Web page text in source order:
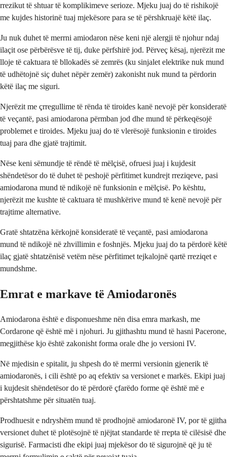
rrezikut të shtuar të komplikimeve serioze. Mjeku juaj do të rishikojë
me kujdes historinë tuaj mjekësore para se të përshkruajë këtë ilaç.
Ju nuk duhet të merrni amiodaron nëse keni një alergji të njohur ndaj
ilaçit ose përbërësve të tij, duke përfshirë jod. Përveç kësaj, njerëzit me
lloje të caktuara të bllokadës së zemrës (ku sinjalet elektrike nuk mund
të udhëtojnë siç duhet nëpër zemër) zakonisht nuk mund ta përdorin
këtë ilaç me siguri.
Njerëzit me çrregullime të rënda të tiroides kanë nevojë për konsideratë
të veçantë, pasi amiodarona përmban jod dhe mund të përkeqësojë
problemet e tiroides. Mjeku juaj do të vlerësojë funksionin e tiroides
tuaj para dhe gjatë trajtimit.
Nëse keni sëmundje të rëndë të mëlçisë, ofruesi juaj i kujdesit
shëndetësor do të duhet të peshojë përfitimet kundrejt rreziqeve, pasi
amiodarona mund të ndikojë në funksionin e mëlçisë. Po kështu,
njerëzit me kushte të caktuara të mushkërive mund të kenë nevojë për
trajtime alternative.
Gratë shtatzëna kërkojnë konsideratë të veçantë, pasi amiodarona
mund të ndikojë në zhvillimin e foshnjës. Mjeku juaj do ta përdorë këtë
ilaç gjatë shtatzënisë vetëm nëse përfitimet tejkalojnë qartë rreziqet e
mundshme.
Emrat e markave të Amiodaronës
Amiodarona është e disponueshme nën disa emra markash, me
Cordarone që është më i njohuri. Ju gjithashtu mund të hasni Pacerone,
megjithëse kjo është zakonisht forma orale dhe jo versioni IV.
Në mjedisin e spitalit, ju shpesh do të merrni versionin gjenerik të
amiodaronës, i cili është po aq efektiv sa versionet e markës. Ekipi juaj
i kujdesit shëndetësor do të përdorë çfarëdo forme që është më e
përshtatshme për situatën tuaj.
Prodhuesit e ndryshëm mund të prodhojnë amiodaronë IV, por të gjitha
versionet duhet të plotësojnë të njëjtat standarde të rrepta të cilësisë dhe
sigurisë. Farmacisti dhe ekipi juaj mjekësor do të sigurojnë që ju të